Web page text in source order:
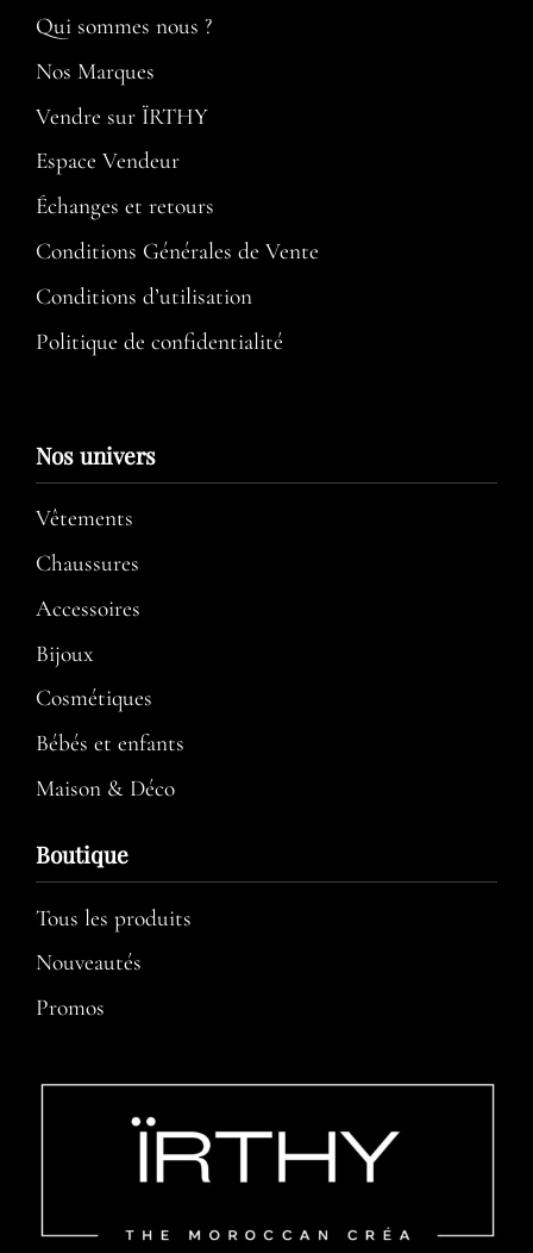
Qui sommes nous ?
Nos Marques
Vendre sur ÏRTHY
Espace Vendeur
Échanges et retours
Conditions Générales de Vente
Conditions d’utilisation​
Politique de confidentialité
Nos univers
Vêtements
Chaussures
Accessoires
Bijoux
Cosmétiques
Bébés et enfants
Maison & Déco
Boutique
Tous les produits
Nouveautés
Promos